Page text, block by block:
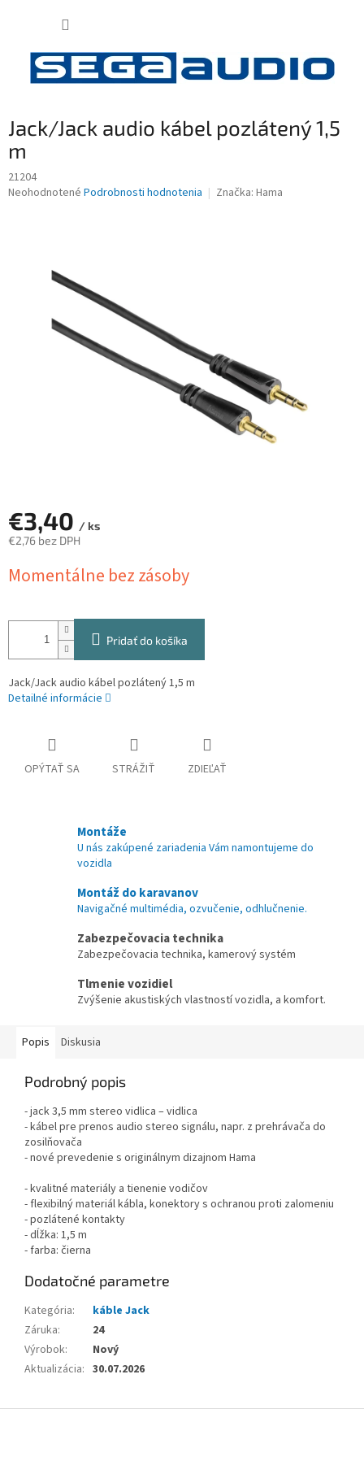
Jack/Jack audio kábel pozlátený 1,5
m
21204
Priemerné
Neohodnotené Podrobnosti hodnotenia Značka: Hama
€3,40 / ks
€2,76 bez DPH
cena:
Momentálne bez zásoby
Pridať do košíka
Jack/Jack audio kábel pozlátený 1,5 m
Detailné informácie
OPÝTAŤ SA STRÁŽIŤ ZDIEĽAŤ
Montáže
U nás zakúpené zariadenia Vám namontujeme do
vozidla
Montáž do karavanov
Navigačné multimédia, ozvučenie, odhlučnenie.
Zabezpečovacia technika
Zabezpečovacia technika, kamerový systém
Tlmenie vozidiel
Zvýšenie akustiských vlastností vozidla, a komfort.
Popis Diskusia
Podrobný popis
- jack 3,5 mm stereo vidlica – vidlica
- kábel pre prenos audio stereo signálu, napr. z prehrávača do
zosilňovača
- nové prevedenie s originálnym dizajnom Hama
- kvalitné materiály a tienenie vodičov
- flexibilný materiál kábla, konektory s ochranou proti zalomeniu
- pozlátené kontakty
- dĺžka: 1,5 m
- farba: čierna
Dodatočné parametre
Kategória:
káble Jack
Záruka:
24
Výrobok:
Nový
Aktualizácia: 30.07.2026